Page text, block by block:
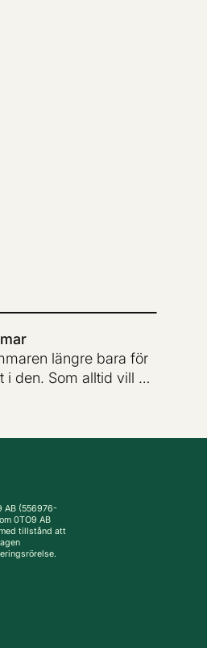
längre bara för
i den. Som alltid vill vi
av året brukar
AB (556976-
0TO9 AB
tillstånd att